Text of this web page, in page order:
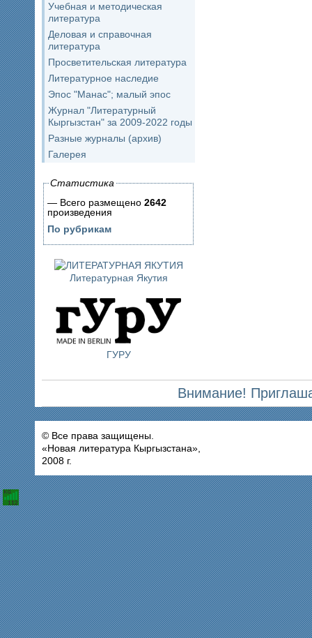
Учебная и методическая
литература
Деловая и справочная
литература
Просветительская литература
Литературное наследие
Эпос "Манас"; малый эпос
Журнал "Литературный
Кыргызстан" за 2009-2022 годы
Разные журналы (архив)
Галерея
Статистика
— Всего размещено 2642
произведения
По рубрикам
Литературная Якутия
ГУРУ
Внимание!
© Все права защищены.
«Новая литература Кыргызстана»,
2008 г.